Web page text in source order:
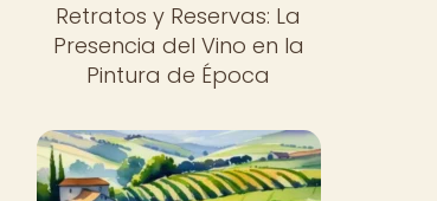
Retratos y Reservas: La
Presencia del Vino en la
Pintura de Época